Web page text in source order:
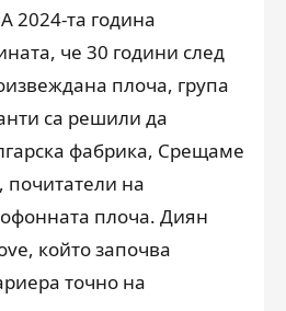
2024-та година
че 30 години след
плоча, група
са решили да
фабрика, Срещаме
почитатели на
плоча. Диян
който започва
точно на